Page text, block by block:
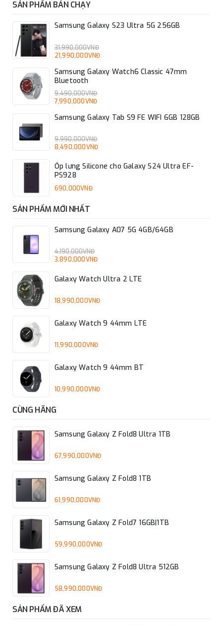
SẢN PHẨM BÁN CHẠY
Samsung Galaxy S23 Ultra 5G 256GB
31,990,000VNĐ
21,990,000VNĐ
Samsung Galaxy Watch6 Classic 47mm
Bluetooth
9,490,000VNĐ
7,990,000VNĐ
Samsung Galaxy Tab S9 FE WIFI 6GB 128GB
9,990,000VNĐ
8,490,000VNĐ
Ốp lưng Silicone cho Galaxy S24 Ultra EF-
PS928
690,000VNĐ
SẢN PHẨM MỚI NHẤT
Samsung Galaxy A07 5G 4GB/64GB
4,190,000VNĐ
3,890,000VNĐ
Galaxy Watch Ultra 2 LTE
18,990,000VNĐ
Galaxy Watch 9 44mm LTE
11,990,000VNĐ
Galaxy Watch 9 44mm BT
10,990,000VNĐ
CÙNG HÃNG
Samsung Galaxy Z Fold8 Ultra 1TB
67,990,000VNĐ
Samsung Galaxy Z Fold8 1TB
61,990,000VNĐ
Samsung Galaxy Z Fold7 16GB|1TB
59,990,000VNĐ
Samsung Galaxy Z Fold8 Ultra 512GB
58,990,000VNĐ
SẢN PHẨM ĐÃ XEM